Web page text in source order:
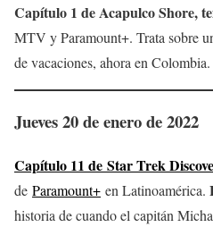
Capítulo 1 de Acapulco Shore,
MTV y Paramount+. Trata sobre
de vacaciones, ahora en Colombia.
Jueves 20 de enero de 2022
Capítulo 11 de Star Trek
de Paramount+ en Latinoamérica.
historia de cuando el capitán